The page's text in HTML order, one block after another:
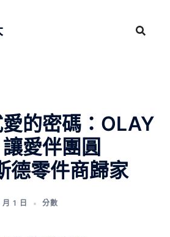
的密碼：OLAY
愛伴團圓
德零件商歸家
1 日 分數